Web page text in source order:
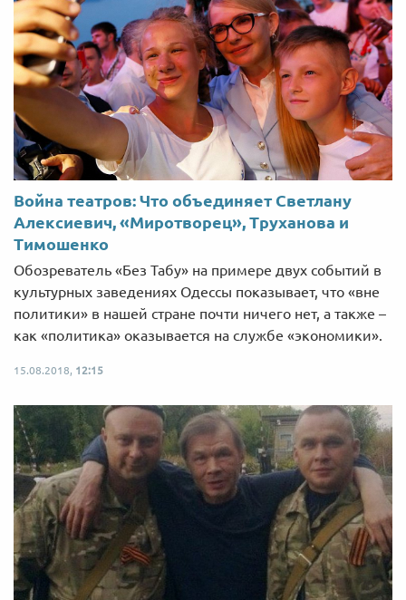
Война театров: Что объединяет Светлану
Алексиевич, «Миротворец», Труханова и
Тимошенко
Обозреватель «Без Табу» на примере двух событий в
культурных заведениях Одессы показывает, что «вне
политики» в нашей стране почти ничего нет, а также –
как «политика» оказывается на службе «экономики».
15.08.2018, 12:15